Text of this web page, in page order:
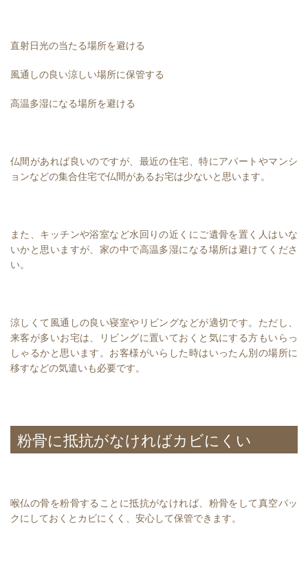
直射日光の当たる場所を避ける
風通しの良い涼しい場所に保管する
高温多湿になる場所を避ける
仏間があれば良いのですが、最近の住宅、特にアパートやマンシ
ョンなどの集合住宅で仏間があるお宅は少ないと思います。
また、キッチンや浴室など水回りの近くにご遺骨を置く人はいな
いかと思いますが、家の中で高温多湿になる場所は避けてくださ
い。
涼しくて風通しの良い寝室やリビングなどが適切です。ただし、
来客が多いお宅は、リビングに置いておくと気にする方もいらっ
しゃるかと思います。お客様がいらした時はいったん別の場所に
移すなどの気遣いも必要です。
粉骨に抵抗がなければカビにくい
喉仏の骨を粉骨することに抵抗がなければ、粉骨をして真空パッ
クにしておくとカビにくく、安心して保管できます。